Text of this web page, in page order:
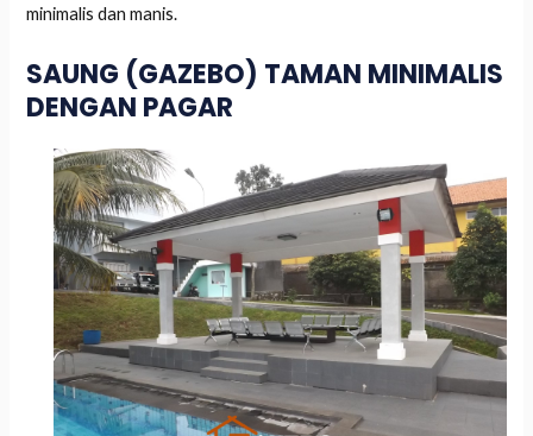
minimalis dan manis.
SAUNG (GAZEBO) TAMAN MINIMALIS
DENGAN PAGAR